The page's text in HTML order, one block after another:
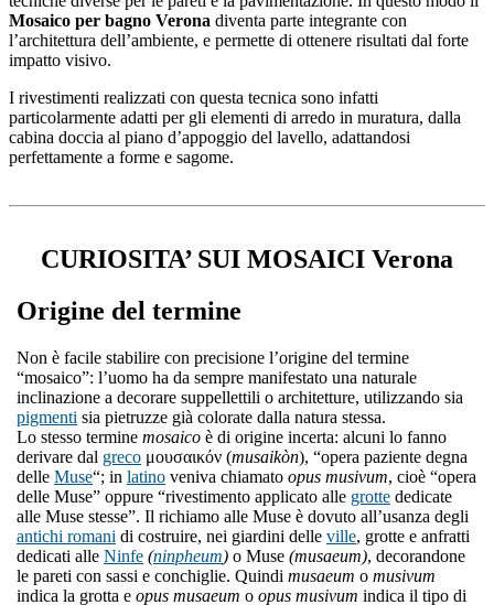
Mosaico per bagno Verona diventa parte integrante con
l’architettura dell’ambiente, e permette di ottenere risultati dal forte
impatto visivo.
I rivestimenti realizzati con questa tecnica sono infatti
particolarmente adatti per gli elementi di arredo in muratura, dalla
cabina doccia al piano d’appoggio del lavello, adattandosi
perfettamente a forme e sagome.
CURIOSITA’ SUI MOSAICI Verona
Origine del termine
Non è facile stabilire con precisione l’origine del termine
“mosaico”: l’uomo ha da sempre manifestato una naturale
inclinazione a decorare suppellettili o architetture, utilizzando sia
pigmenti sia pietruzze già colorate dalla natura stessa.
Lo stesso termine mosaico è di origine incerta: alcuni lo fanno
derivare dal greco μουσαικόν (musaikòn), “opera paziente degna
delle Muse“; in latino veniva chiamato opus musivum, cioè “opera
delle Muse” oppure “rivestimento applicato alle grotte dedicate
alle Muse stesse”. Il richiamo alle Muse è dovuto all’usanza degli
antichi romani di costruire, nei giardini delle ville, grotte e anfratti
dedicati alle Ninfe (ninpheum) o Muse (musaeum), decorandone
le pareti con sassi e conchiglie. Quindi musaeum o musivum
indica la grotta e opus musaeum o opus musivum indica il tipo di